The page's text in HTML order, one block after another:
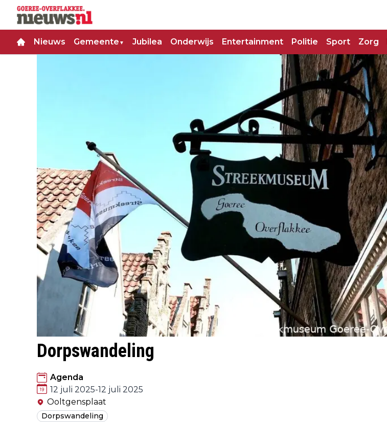
Nieuws Gemeente ▼ Jubilea Onderwijs Entertainment Politie Sport Zorg
Dorpswandeling
Agenda
12 juli 2025-12 juli 2025
Ooltgensplaat
Dorpswandeling